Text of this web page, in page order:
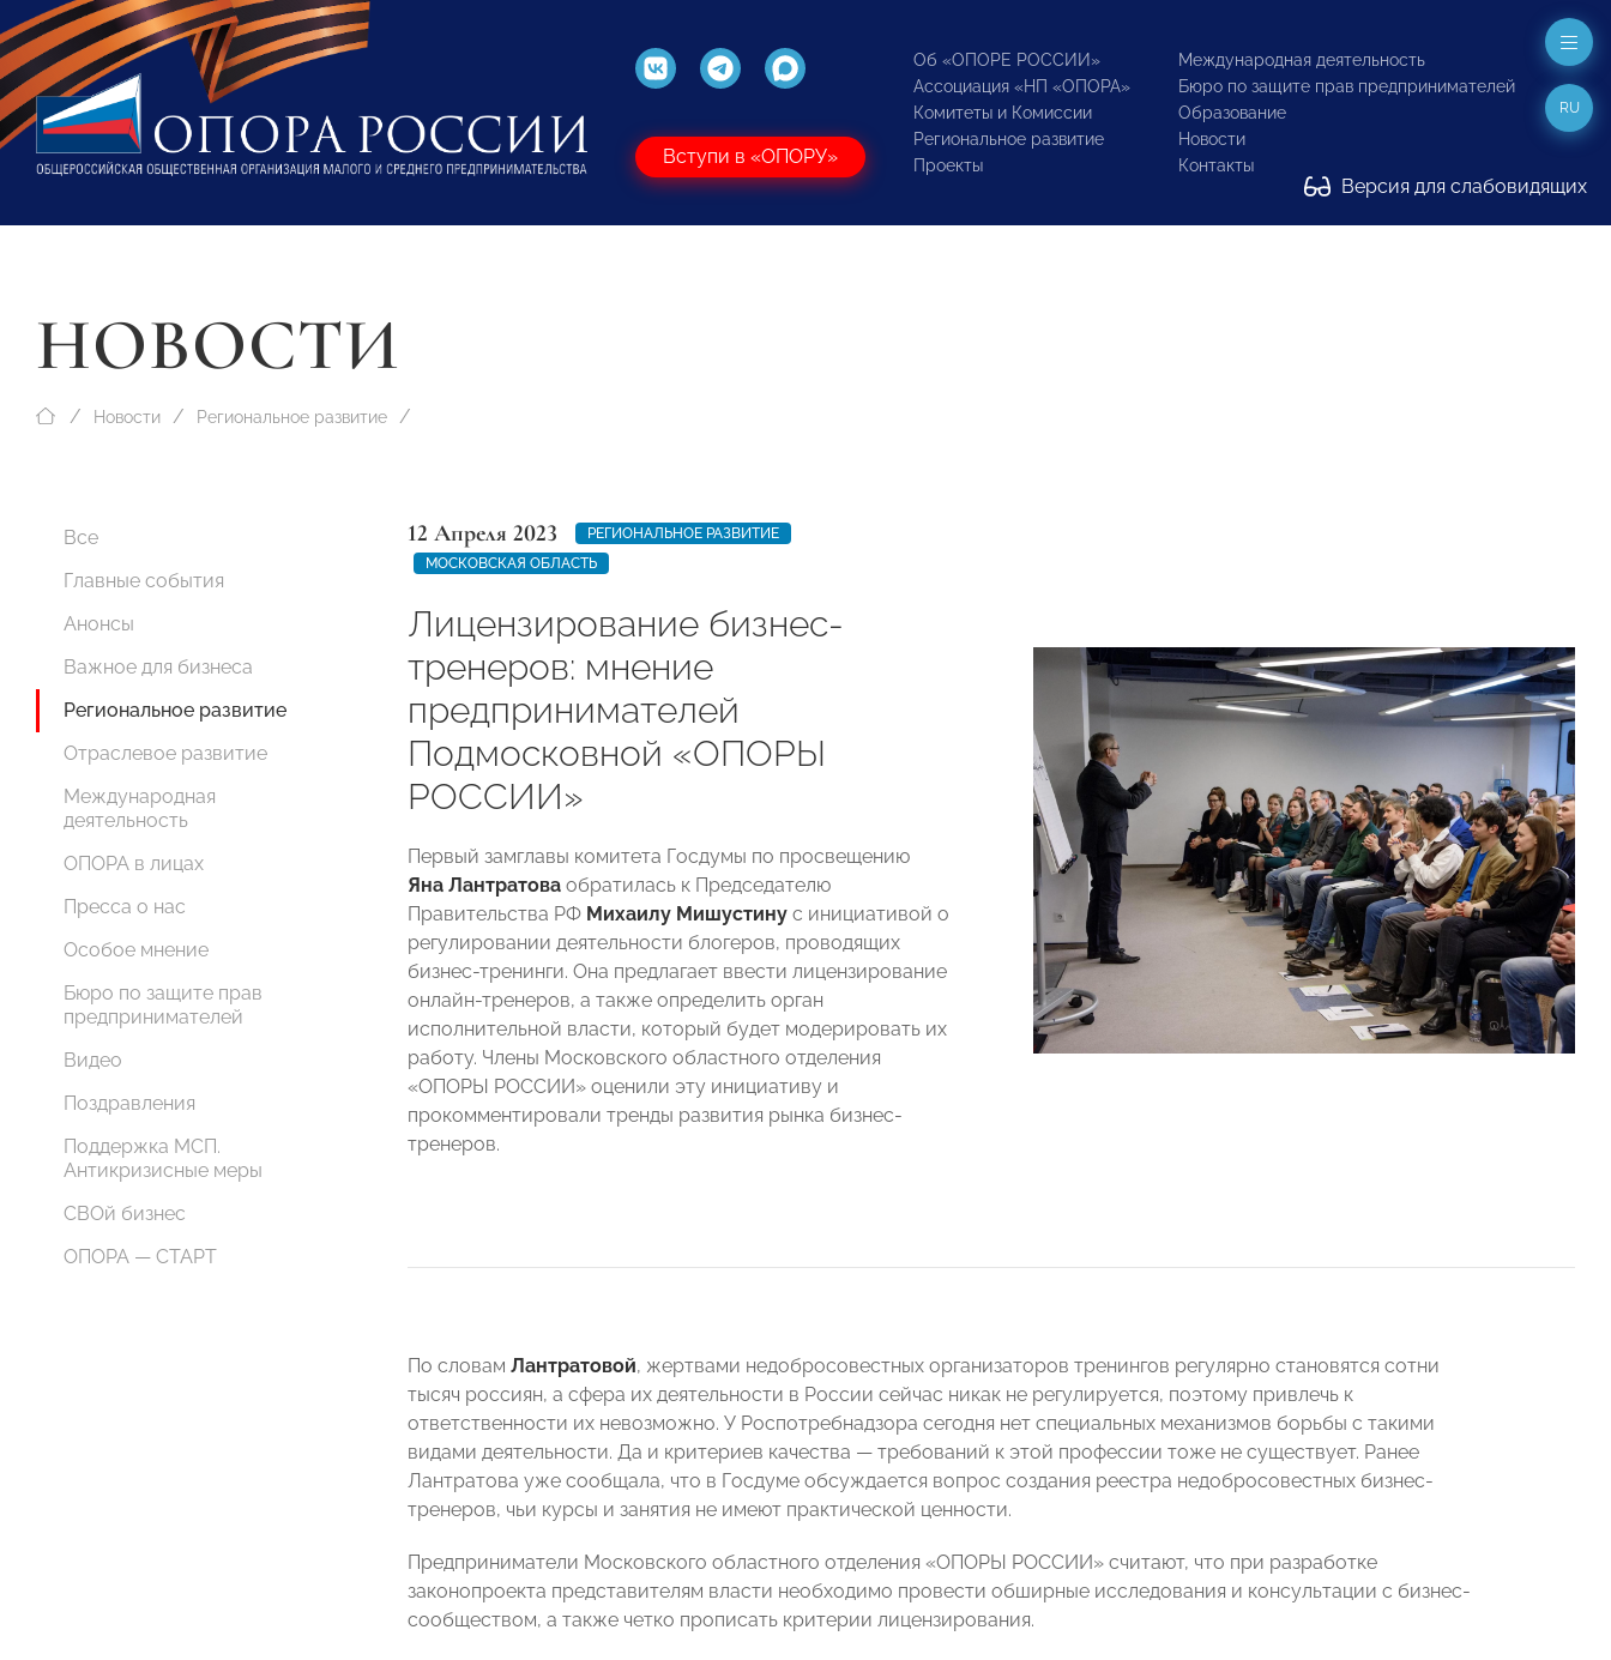
Вступи в «ОПОРУ»
Об «ОПОРЕ РОССИИ»
Ассоциация «НП «ОПОРА»
Комитеты и Комиссии
Региональное развитие
Проекты
Международная деятельность
Бюро по защите прав предпринимателей
Образование
Новости
Контакты
Версия для слабовидящих
RU
НОВОСТИ
Новости Региональное развитие
Все
Главные события
Анонсы
Важное для бизнеса
Региональное развитие
Отраслевое развитие
Международная
деятельность
ОПОРА в лицах
Пресса о нас
Особое мнение
Бюро по защите прав
предпринимателей
Видео
Поздравления
Поддержка МСП.
Антикризисные меры
СВОй бизнес
ОПОРА — СТАРТ
12 Апреля 2023
РЕГИОНАЛЬНОЕ РАЗВИТИЕ
МОСКОВСКАЯ ОБЛАСТЬ
Лицензирование бизнес-
тренеров: мнение
предпринимателей
Подмосковной «ОПОРЫ
РОССИИ»
Первый замглавы комитета Госдумы по просвещению
Яна Лантратова обратилась к Председателю
Правительства РФ Михаилу Мишустину с инициативой о
регулировании деятельности блогеров, проводящих
бизнес-тренинги. Она предлагает ввести лицензирование
онлайн-тренеров, а также определить орган
исполнительной власти, который будет модерировать их
работу. Члены Московского областного отделения
«ОПОРЫ РОССИИ» оценили эту инициативу и
прокомментировали тренды развития рынка бизнес-
тренеров.
По словам Лантратовой, жертвами недобросовестных организаторов тренингов регулярно становятся сотни
тысяч россиян, а сфера их деятельности в России сейчас никак не регулируется, поэтому привлечь к
ответственности их невозможно. У Роспотребнадзора сегодня нет специальных механизмов борьбы с такими
видами деятельности. Да и критериев качества — требований к этой профессии тоже не существует. Ранее
Лантратова уже сообщала, что в Госдуме обсуждается вопрос создания реестра недобросовестных бизнес-
тренеров, чьи курсы и занятия не имеют практической ценности.
Предприниматели Московского областного отделения «ОПОРЫ РОССИИ» считают, что при разработке
законопроекта представителям власти необходимо провести обширные исследования и консультации с бизнес-
сообществом, а также четко прописать критерии лицензирования.